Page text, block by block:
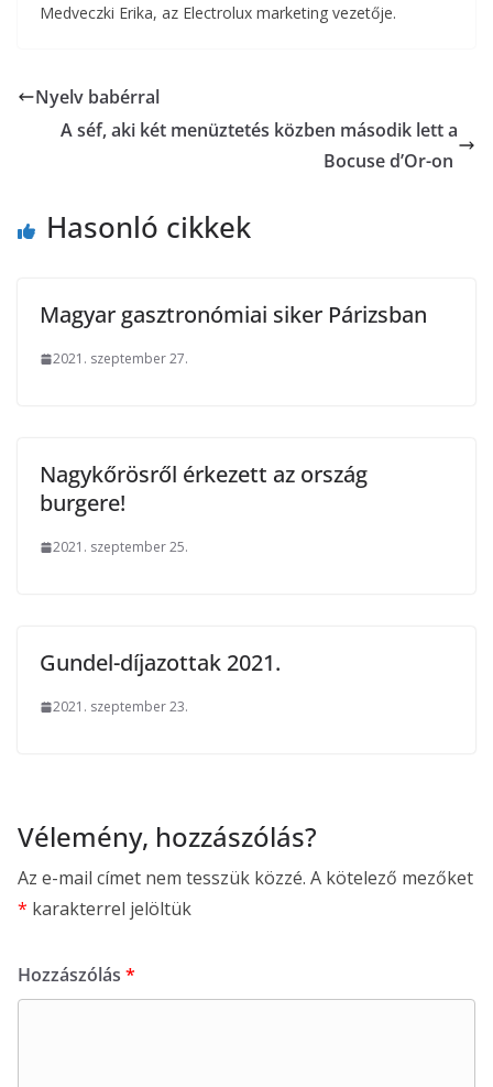
Medveczki Erika, az Electrolux marketing vezetője.
Nyelv babérral
A séf, aki két menüztetés közben második lett a
Bocuse d’Or-on
Hasonló cikkek
Magyar gasztronómiai siker Párizsban
2021. szeptember 27.
Nagykőrösről érkezett az ország
burgere!
2021. szeptember 25.
Gundel-díjazottak 2021.
2021. szeptember 23.
Vélemény, hozzászólás?
Az e-mail címet nem tesszük közzé. A kötelező mezőket
* karakterrel jelöltük
Hozzászólás *